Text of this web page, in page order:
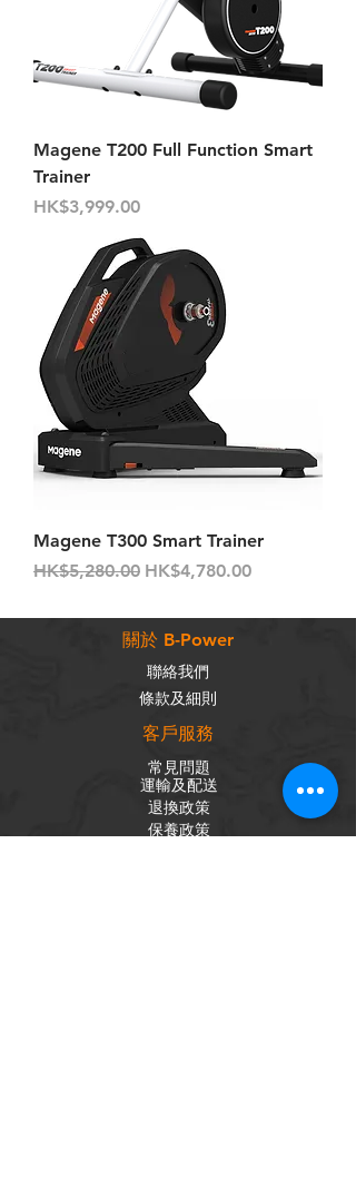
Magene T200 Full Function Smart
Trainer
價格
HK$3,999.00
Magene T300 Smart Trainer
一般價格
HK$5,280.00 促銷價格
HK$4,780.00
關於 B-Power
聯絡我們
條款及細則
客戶服務
常見問題
運輸及配送
退換政策
保養政策